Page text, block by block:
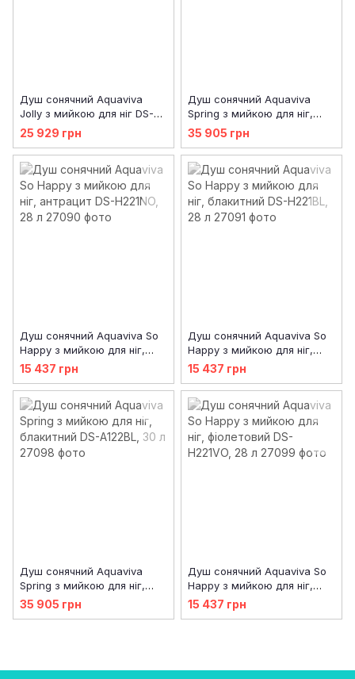
Душ сонячний Aquaviva
Jolly з мийкою для ніг DS-
A822NO, 33 л
25 929 грн
Душ сонячний Aquaviva
Spring з мийкою для ніг,
антрацит DS-A122NO, 30 л
35 905 грн
Душ сонячний Aquaviva So
Happy з мийкою для ніг,
антрацит DS-H221NO, 28 л
15 437 грн
Душ сонячний Aquaviva So
Happy з мийкою для ніг,
блакитний DS-H221BL, 28 л
15 437 грн
Душ сонячний Aquaviva
Spring з мийкою для ніг,
блакитний DS-A122BL, 30 л
35 905 грн
Душ сонячний Aquaviva So
Happy з мийкою для ніг,
фіолетовий DS-H221VO, 28 л
15 437 грн